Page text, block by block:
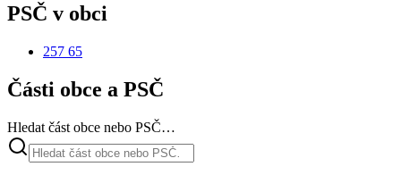
PSČ v obci
257 65
Části obce a PSČ
Hledat část obce nebo PSČ…